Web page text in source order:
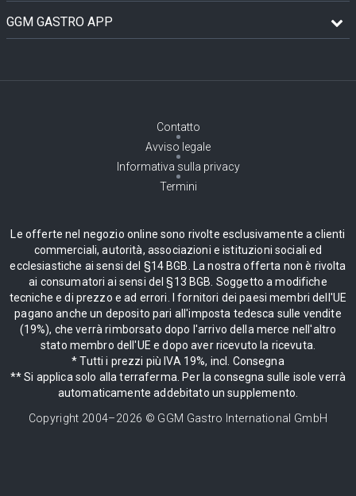
GGM GASTRO APP
Contatto
Avviso legale
Informativa sulla privacy
Termini
Le offerte nel negozio online sono rivolte esclusivamente a clienti
commerciali, autorità, associazioni e istituzioni sociali ed
ecclesiastiche ai sensi del §14 BGB. La nostra offerta non è rivolta
ai consumatori ai sensi del §13 BGB. Soggetto a modifiche
tecniche e di prezzo e ad errori. I fornitori dei paesi membri dell'UE
pagano anche un deposito pari all'imposta tedesca sulle vendite
(19%), che verrà rimborsato dopo l'arrivo della merce nell'altro
stato membro dell'UE e dopo aver ricevuto la ricevuta.
* Tutti i prezzi più IVA 19%, incl. Consegna
** Si applica solo alla terraferma. Per la consegna sulle isole verrà
automaticamente addebitato un supplemento.
Copyright 2004–2026 © GGM Gastro International GmbH